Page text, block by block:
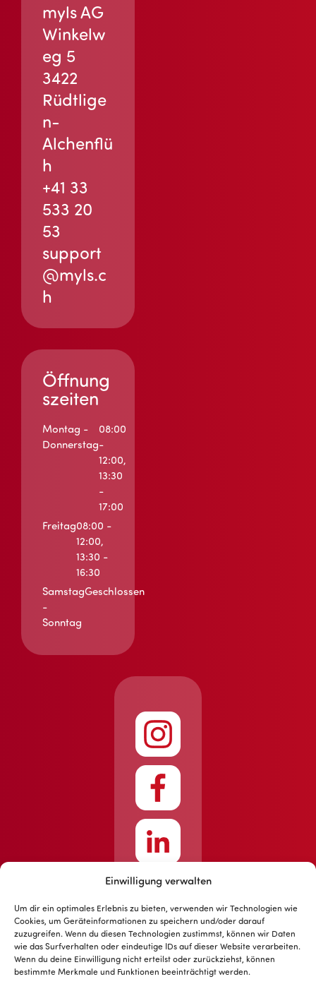
Einwilligung verwalten
Um dir ein optimales Erlebnis zu bieten, verwenden wir Technologien wie
Cookies, um Geräteinformationen zu speichern und/oder darauf
zuzugreifen. Wenn du diesen Technologien zustimmst, können wir Daten
wie das Surfverhalten oder eindeutige IDs auf dieser Website verarbeiten.
Wenn du deine Einwilligung nicht erteilst oder zurückziehst, können
bestimmte Merkmale und Funktionen beeinträchtigt werden.
myls AG
Winkelw
eg 5
3422
Rüdtlige
n-
Alchenflü
h
+41 33
533 20
53
support
@myls.c
h
Öffnung
szeiten
Montag -
Donnerstag
08:00
-
12:00,
13:30
-
17:00
Freitag08:00 -
12:00,
13:30 -
16:30
Samstag
-
Sonntag
Geschlossen
Design © myls AG 2025